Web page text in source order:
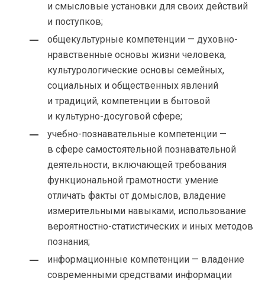
и смысловые установки для своих действий
и поступков;
общекультурные компетенции — духовно-
нравственные основы жизни человека,
культурологические основы семейных,
социальных и общественных явлений
и традиций, компетенции в бытовой
и культурно-досуговой сфере;
учебно-познавательные компетенции —
в сфере самостоятельной познавательной
деятельности, включающей требования
функциональной грамотности: умение
отличать факты от домыслов, владение
измерительными навыками, использование
вероятностно-статистических и иных методов
познания;
информационные компетенции — владение
современными средствами информации